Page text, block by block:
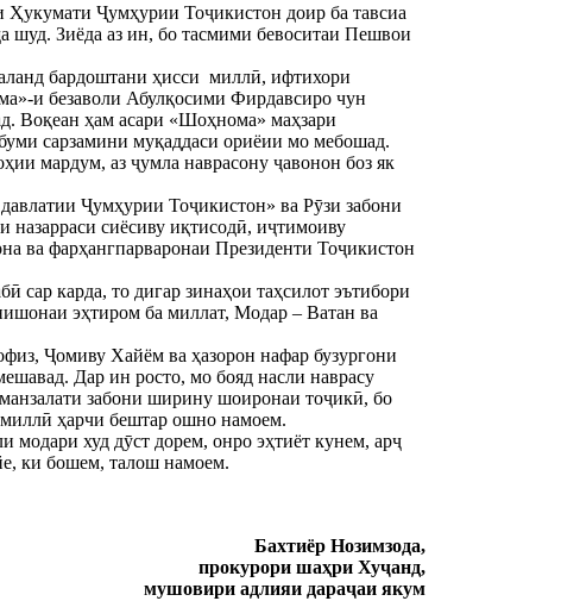
Ҷумҳурии Тоҷикистон доир ба тавсиа
шуд. Зиёда аз ин, бо тасмими бевоситаи Пешвои
бардоштани ҳисси  миллӣ, ифтихори
и безаволи Абулқосими Фирдавсиро чун
Воқеан ҳам асари «Шоҳнома» маҳзари
сарзамини муқаддаси ориёии мо мебошад.
мардум, аз ҷумла наврасону ҷавонон боз як
Ҷумҳурии Тоҷикистон» ва Рӯзи забони
назарраси сиёсиву иқтисодӣ, иҷтимоиву
ва фарҳангпарваронаи Президенти Тоҷикистон
сар карда, то дигар зинаҳои таҳсилот эътибори
эҳтиром ба миллат, Модар – Ватан ва
Ҷомиву Хайём ва ҳазорон нафар бузургони
Дар ин росто, мо бояд насли наврасу
забони ширину шоиронаи тоҷикӣ, бо
миллӣ ҳарчи бештар ошно намоем.
модари худ дӯст дорем, онро эҳтиёт кунем, арҷ
ки бошем, талош намоем.
Бахтиёр Нозимзода,
прокурори шаҳри Хуҷанд,
мушовири адлияи дараҷаи якум